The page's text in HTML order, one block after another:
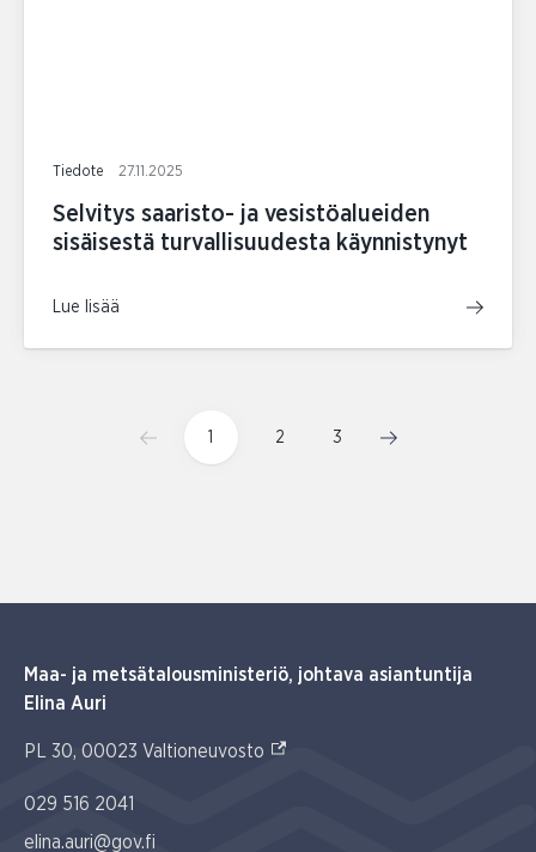
Tiedote 27.11.2025
Selvitys saaristo- ja vesistöalueiden
sisäisestä turvallisuudesta käynnistynyt
Lue lisää
1 2 3
Maa- ja metsätalousministeriö, johtava asiantuntija
Elina Auri
PL 30, 00023 Valtioneuvosto (Ulkoinen linkki)
029 516 2041
elina.auri@gov.fi